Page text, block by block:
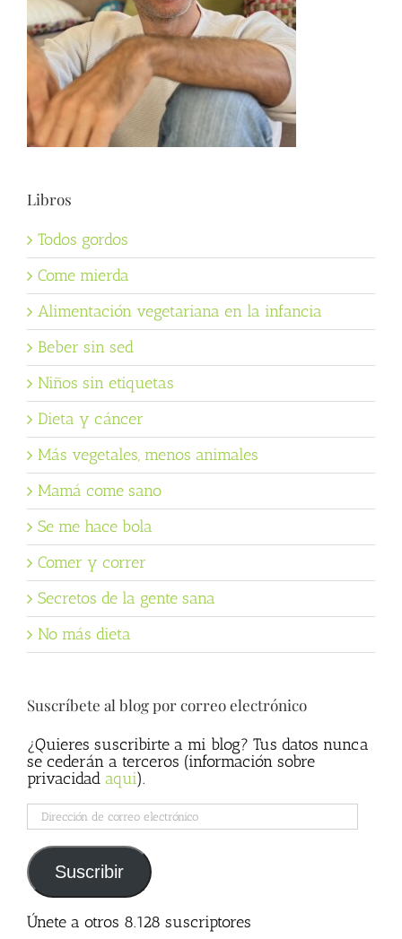
Libros
Todos gordos
Come mierda
Alimentación vegetariana en la infancia
Beber sin sed
Niños sin etiquetas
Dieta y cáncer
Más vegetales, menos animales
Mamá come sano
Se me hace bola
Comer y correr
Secretos de la gente sana
No más dieta
Suscríbete al blog por correo electrónico
¿Quieres suscribirte a mi blog? Tus datos nunca
se cederán a terceros (información sobre
privacidad aqui).
Dirección
de
correo
electrónico
Suscribir
Únete a otros 8.128 suscriptores